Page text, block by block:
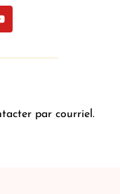
par courriel.